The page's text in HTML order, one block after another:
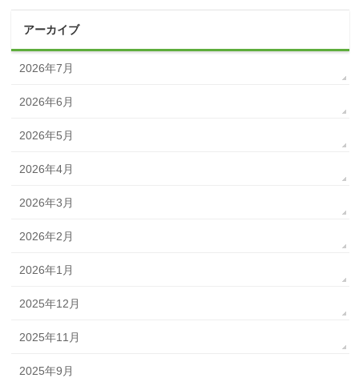
アーカイブ
2026年7月
2026年6月
2026年5月
2026年4月
2026年3月
2026年2月
2026年1月
2025年12月
2025年11月
2025年9月